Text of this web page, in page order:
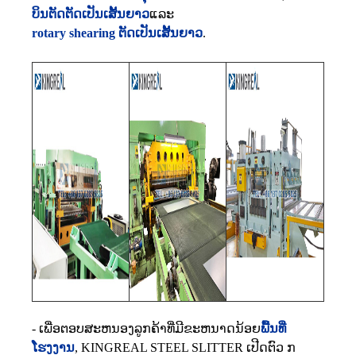
ບິນຕັດຕັດເປັນເສັ້ນຍາວແລະ
rotary shearing ຕັດເປັນເສັ້ນຍາວ.
- ເພື່ອຕອບສະຫນອງລູກຄ້າທີ່ມີຂະຫນາດນ້ອຍພື້ນທີ່
ໂຮງງານ, KINGREAL STEEL SLITTER ເປີດຕົວ ກ